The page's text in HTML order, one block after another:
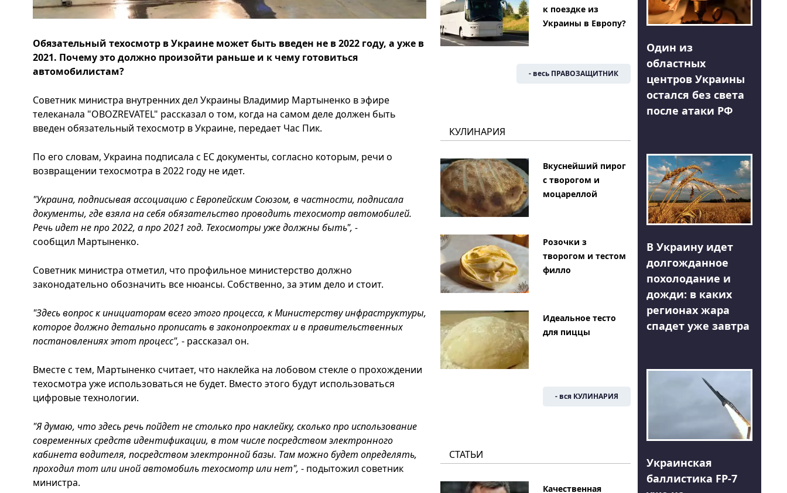
Обязательный техосмотр в Украине может быть введен не в 2022 году, а уже в
2021. Почему это должно произойти раньше и к чему готовиться
автомобилистам?
Советник министра внутренних дел Украины Владимир Мартыненко в эфире
телеканала "OBOZREVATEL" рассказал о том, когда на самом деле должен быть
введен обязательный техосмотр в Украине, передает Час Пик.
По его словам, Украина подписала с ЕС документы, согласно которым, речи о
возвращении техосмотра в 2022 году не идет.
"Украина, подписывая ассоциацию с Европейским Союзом, в частности, подписала
документы, где взяла на себя обязательство проводить техосмотр автомобилей.
Речь идет не про 2022, а про 2021 год. Техосмотры уже должны быть", -
сообщил Мартыненко.
Советник министра отметил, что профильное министерство должно
законодательно обозначить все нюансы. Собственно, за этим дело и стоит.
"Здесь вопрос к инициаторам всего этого процесса, к Министерству инфраструктуры,
которое должно детально прописать в законопроектах и в правительственных
постановлениях этот процесс", - рассказал он.
Вместе с тем, Мартыненко считает, что наклейка на лобовом стекле о прохождении
техосмотра уже использоваться не будет. Вместо этого будут использоваться
цифровые технологии.
"Я думаю, что здесь речь пойдет не столько про наклейку, сколько про использование
современных средств идентификации, в том числе посредством электронного
кабинета водителя, посредством электронной базы. Там можно будет определять,
проходил тот или иной автомобиль техосмотр или нет", - подытожил советник
министра.
к поездке из
Украины в Европу?
- весь ПРАВОЗАЩИТНИК
КУЛИНАРИЯ
Вкуснейший пирог
с творогом и
моцареллой
Розочки з
творогом и тестом
филло
Идеальное тесто
для пиццы
- вся КУЛИНАРИЯ
СТАТЬИ
Качественная
Один из
областных
центров Украины
остался без света
после атаки РФ
В Украину идет
долгожданное
похолодание и
дожди: в каких
регионах жара
спадет уже завтра
Украинская
баллистика FP-7